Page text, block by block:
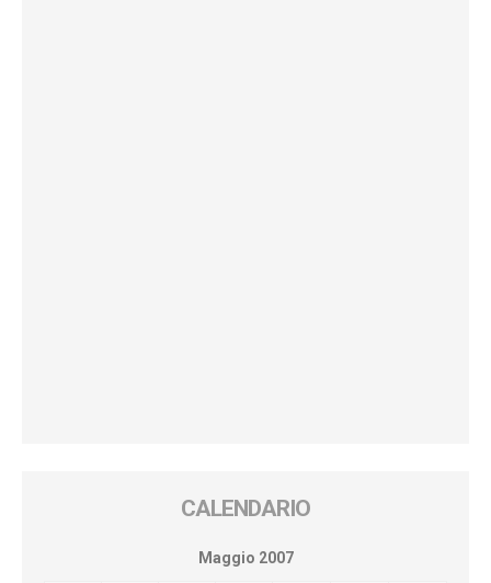
CALENDARIO
Maggio 2007